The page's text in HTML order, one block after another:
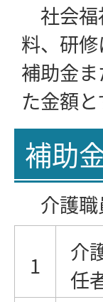
社会福
料、研
補助金
た金額と
補助
介護職
1
介
任